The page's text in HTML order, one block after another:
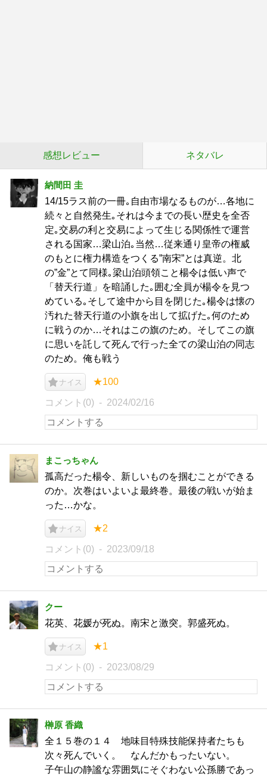
感想レビュー ネタバレ
納間田 圭
14/15ラス前の一冊｡自由市場なるものが…各地に
続々と自然発生｡それは今までの長い歴史を全否
定｡交易の利と交易によって生じる関係性で運営
される国家…梁山泊｡当然…従来通り皇帝の権威
のもとに権力構造をつくる”南宋”とは真逆。北
の”金”とて同様｡梁山泊頭領こと楊令は低い声で
「替天行道」を暗誦した｡囲む全員が楊令を見つ
めている｡そして途中から目を閉じた｡楊令は懐の
汚れた替天行道の小旗を出して拡げた｡何のため
に戦うのか…それはこの旗のため。そしてこの旗
に思いを託して死んで行った全ての梁山泊の同志
のため。俺も戦う
ナイス ★100
コメント(0) 2024/02/16
まこっちゃん
孤高だった楊令、新しいものを掴むことができる
のか。次巻はいよいよ最終巻。最後の戦いが始ま
った…かな。
ナイス ★2
コメント(0) 2023/09/18
クー
花英、花媛が死ぬ。南宋と激突。郭盛死ぬ。
ナイス ★1
コメント(0) 2023/08/29
榊原 香織
全１５巻の１４ 地味目特殊技能保持者たちも
次々死んでいく。 なんだかもったいない。
子午山の静謐な雰囲気にそぐわない公孫勝であっ